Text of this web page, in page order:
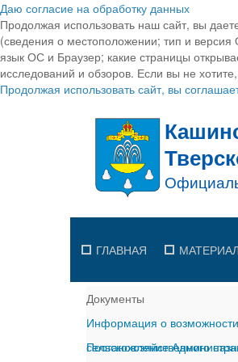
Даю согласие на обработку данных
Продолжая использовать наш сайт, вы
(сведения о местоположении; тип и версия
язык ОС и Браузер; какие страницы
исследований и обзоров. Если вы не
Продолжая использовать сайт, вы
ГЛАВНАЯ
Документы
Информация о
сельскохозяйственного
Постановление